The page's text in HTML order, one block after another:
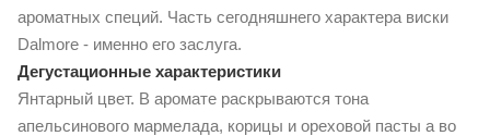
ароматных специй. Часть сегодняшнего характера виски
Dalmore - именно его заслуга.
Дегустационные характеристики
Янтарный цвет. В аромате раскрываются тона
апельсинового мармелада, корицы и ореховой пасты а во